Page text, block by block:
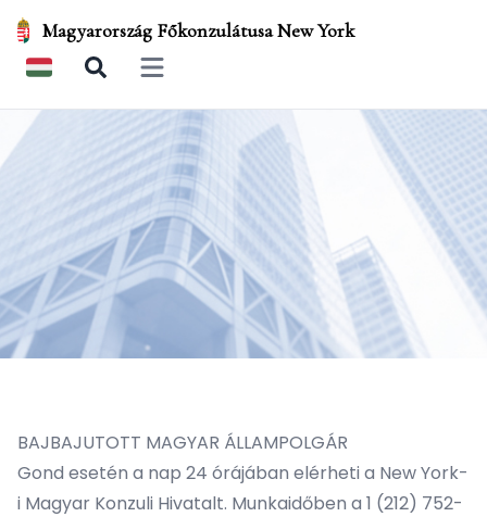
Magyarország Főkonzulátusa New York
Open main menu
BAJBAJUTOTT MAGYAR ÁLLAMPOLGÁR
Gond esetén a nap 24 órájában elérheti a New York-
i Magyar Konzuli Hivatalt. Munkaidőben a 1 (212) 752-